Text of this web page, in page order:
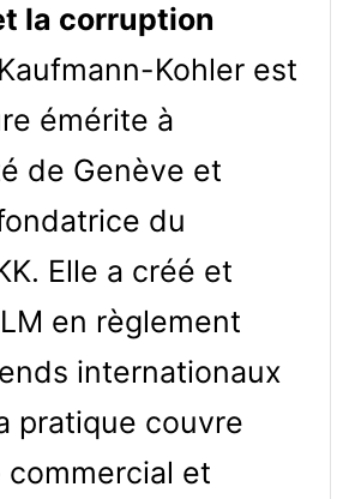
la corruption
Kohler est
émérite à
de Genève et
du
Elle a créé et
en règlement
internationaux
pratique couvre
commercial et